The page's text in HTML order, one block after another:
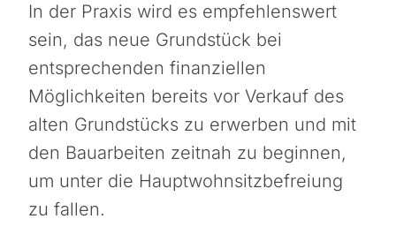
In der Praxis wird es empfehlenswert
sein, das neue Grundstück bei
entsprechenden finanziellen
Möglichkeiten bereits vor Verkauf des
alten Grundstücks zu erwerben und mit
den Bauarbeiten zeitnah zu beginnen,
um unter die Hauptwohnsitzbefreiung
zu fallen.